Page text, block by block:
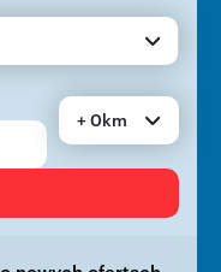
+ 0km